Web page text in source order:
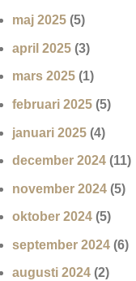
maj 2025 (5)
april 2025 (3)
mars 2025 (1)
februari 2025 (5)
januari 2025 (4)
december 2024 (11)
november 2024 (5)
oktober 2024 (5)
september 2024 (6)
augusti 2024 (2)